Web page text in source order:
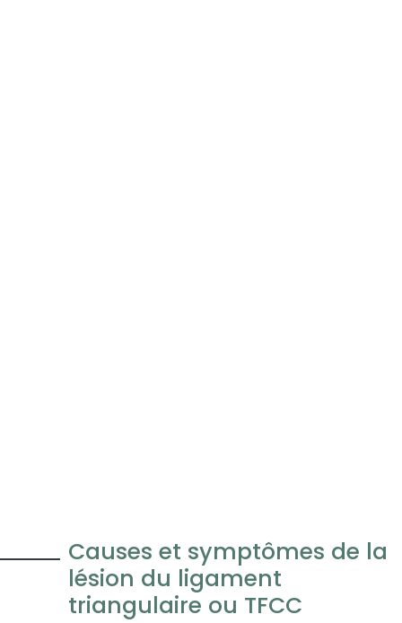
Causes et symptômes de la
lésion du ligament
triangulaire ou TFCC